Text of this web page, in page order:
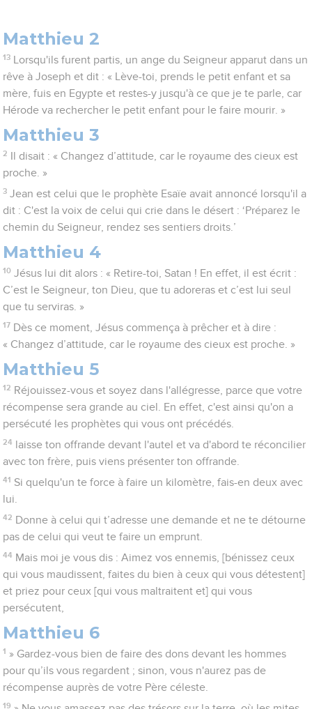
Matthieu 2
13
Lorsqu'ils furent partis, un ange du Seigneur apparut dans un
rêve à Joseph et dit : « Lève-toi, prends le petit enfant et sa
mère, fuis en Egypte et restes-y jusqu'à ce que je te parle, car
Hérode va rechercher le petit enfant pour le faire mourir. »
Matthieu 3
2
Il disait : « Changez d’attitude, car le royaume des cieux est
proche. »
3 Jean est celui que le prophète Esaïe avait annoncé lorsqu'il a
dit : C'est la voix de celui qui crie dans le désert : ‘Préparez le
chemin du Seigneur, rendez ses sentiers droits.’
Matthieu 4
10 Jésus lui dit alors : « Retire-toi, Satan ! En effet, il est écrit :
C’est le Seigneur, ton Dieu, que tu adoreras et c’est lui seul
que tu serviras. »
17 Dès ce moment, Jésus commença à prêcher et à dire :
« Changez d’attitude, car le royaume des cieux est proche. »
Matthieu 5
12 Réjouissez-vous et soyez dans l'allégresse, parce que votre
récompense sera grande au ciel. En effet, c'est ainsi qu'on a
persécuté les prophètes qui vous ont précédés.
24
laisse ton offrande devant l'autel et va d'abord te réconcilier
avec ton frère, puis viens présenter ton offrande.
41 Si quelqu'un te force à faire un kilomètre, fais-en deux avec
lui.
42 Donne à celui qui t’adresse une demande et ne te détourne
pas de celui qui veut te faire un emprunt.
44 Mais moi je vous dis : Aimez vos ennemis, [bénissez ceux
qui vous maudissent, faites du bien à ceux qui vous détestent]
et priez pour ceux [qui vous maltraitent et] qui vous
persécutent,
Matthieu 6
1 » Gardez-vous bien de faire des dons devant les hommes
pour qu’ils vous regardent ; sinon, vous n'aurez pas de
récompense auprès de votre Père céleste.
19